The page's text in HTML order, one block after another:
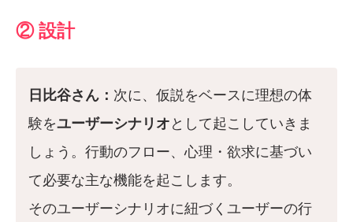
② 設計
日比谷さん： 次に、仮説をベースに理想の体
験をユーザーシナリオとして起こしていきま
しょう。行動のフロー、心理・欲求に基づい
て必要な主な機能を起こします。
そのユーザーシナリオに紐づくユーザーの行